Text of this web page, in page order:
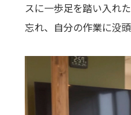
スに一歩足を踏い入れ
忘れ、自分の作業に没